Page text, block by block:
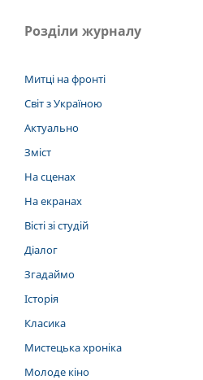
Розділи журналу
Митці на фронті
Світ з Україною
Актуально
Зміст
На сценах
На екранах
Вісті зі студій
Діалог
Згадаймо
Історія
Класика
Мистецька хроніка
Молоде кіно